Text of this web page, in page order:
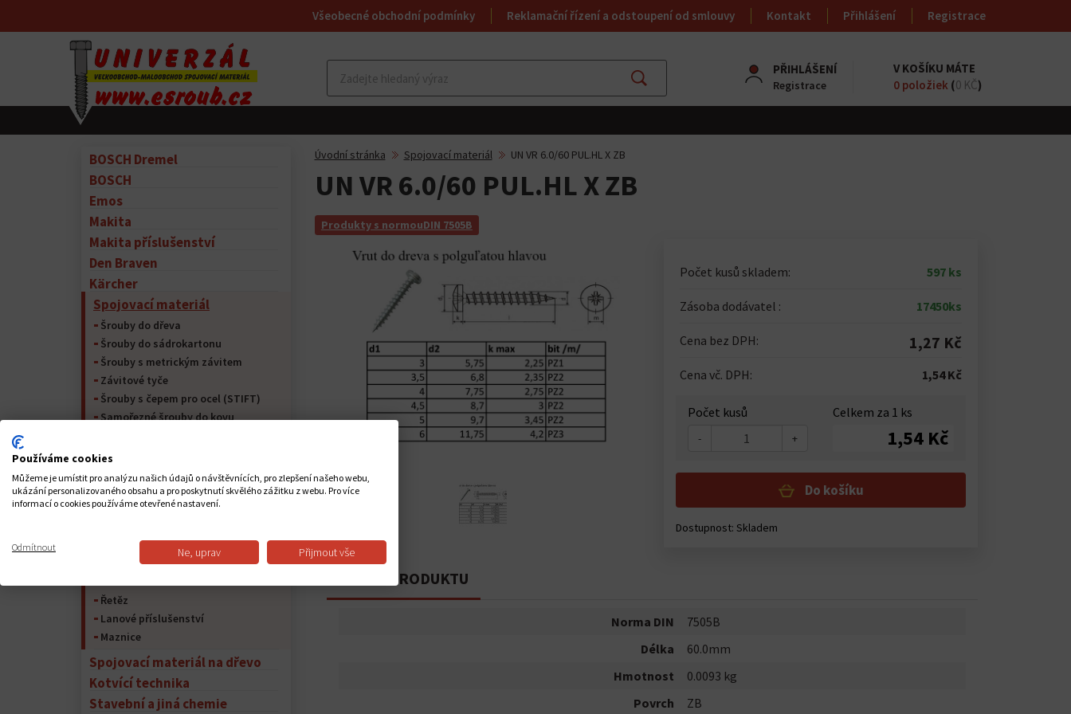
Všeobecné obchodní podmínky Reklamační řízení a odstoupení od smlouvy Kontakt Přihlášení Registrace
Najít
PŘIHLÁŠENÍ
Registrace
V KOŠÍKU MÁTE
0 položiek (0 KČ)
BOSCH Dremel
BOSCH
Emos
Makita
Makita příslušenství
Den Braven
Kärcher
Spojovací materiál
Šrouby do dřeva
Šrouby do sádrokartonu
Šrouby s metrickým závitem
Závitové tyče
Šrouby s čepem pro ocel (STIFT)
Samořezné šrouby do kovu
Podložky
Kolíky
Pojistný kroužek
Nýty
Spojovací materiál pro nábytek
Peří na hřídeli a péřová ocel
Řetěz
Lanové příslušenství
Maznice
Spojovací materiál na dřevo
Kotvící technika
Stavební a jiná chemie
Úvodní stránka Spojovací materiál UN VR 6.0/60 PUL.HL X ZB
UN VR 6.0/60 PUL.HL X ZB
Produkty s normouDIN 7505B
Počet kusů skladem: 597 ks
Zásoba dodávatel : 17450ks
Cena bez DPH: 1,27 Kč
Cena vč. DPH: 1,54 Kč
Počet kusů
- +
Celkem za 1 ks
1,54 Kč
Do košíku
Dostupnost:Skladem
POPIS PRODUKTU
Norma DIN
7505B
Délka
60.0mm
Hmotnost
0.0093 kg
Povrch
ZB
Používáme cookies
Můžeme je umístit pro analýzu našich údajů o návštěvnících, pro zlepšení našeho webu,
ukázání personalizovaného obsahu a pro poskytnutí skvělého zážitku z webu. Pro více
informací o cookies používáme otevřené nastavení.
Odmítnout Ne, uprav Přijmout vše